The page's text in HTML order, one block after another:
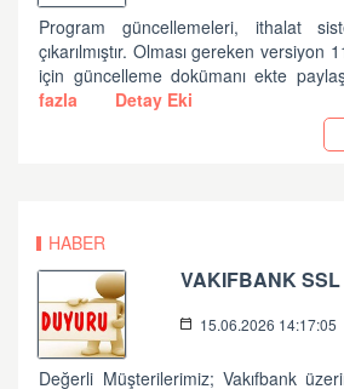
Program güncellemeleri, ithalat
çıkarılmıştır. Olması gereken versiyon
için güncelleme dokümanı ekte
fazla
Detay Eki
HABER
15.06.2026 14:17:05
Değerli Müşterilerimiz; Vakıfbank